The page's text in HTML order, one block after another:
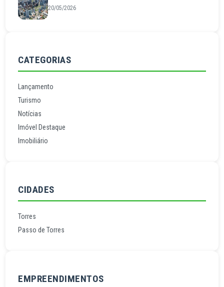
20/05/2026
CATEGORIAS
Lançamento
Turismo
Notícias
Imóvel Destaque
Imobiliário
CIDADES
Torres
Passo de Torres
EMPREENDIMENTOS